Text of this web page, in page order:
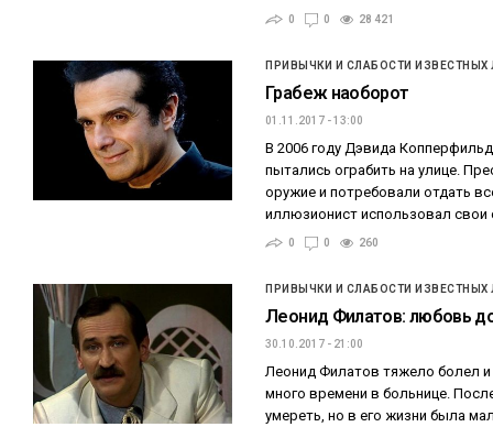
0 0 28 421
ПРИВЫЧКИ И СЛАБОСТИ
Грабеж наоборот
01.11.2017 - 13:00
В 2006 году Дэвида
пытались ограбить на улице.
оружие и потребовали отдать
иллюзионист использовал свои
0 0 260
ПРИВЫЧКИ И СЛАБОСТИ
Леонид Филатов: любовь
30.10.2017 - 21:00
Леонид Филатов тяжело болел
много времени в больнице.
умереть, но в его жизни была